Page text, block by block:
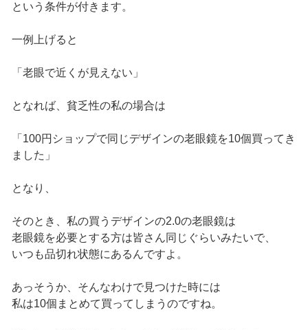
という条件が付きます。
一例上げると
「老眼で近くが見えない」
となれば、貧乏性の私の場合は
「100円ショップで同じデザインの老眼鏡を10個買ってき
ました」
となり、
そのとき、私の買うデザインの2.0の老眼鏡は
老眼鏡を必要とする方は皆さん同じぐらいみたいで、
いつも品切れ状態にあるんですよ。
あっそうか、そんなわけで見つけた時には
私は10個まとめて買ってしまうのですね。